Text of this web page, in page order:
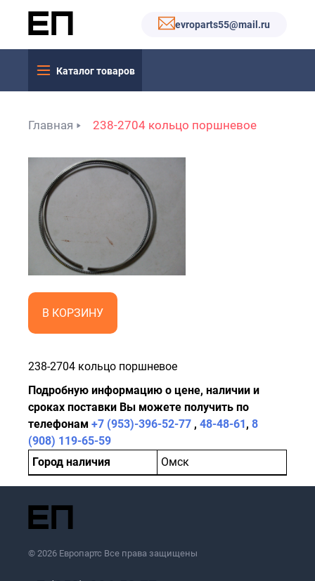
evroparts55@mail.ru
Каталог товаров
Главная 238-2704 кольцо поршневое
В КОРЗИНУ
238-2704 кольцо поршневое
Подробную информацию о цене, наличии и
сроках поставки Вы можете получить по
телефонам +7 (953)-396-52-77 , 48-48-61, 8
(908) 119-65-59
Город наличия
Омск
© 2026 Европартс Все права защищены